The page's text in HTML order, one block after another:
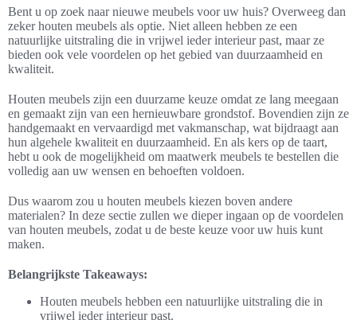
Bent u op zoek naar nieuwe meubels voor uw huis? Overweeg dan
zeker houten meubels als optie. Niet alleen hebben ze een
natuurlijke uitstraling die in vrijwel ieder interieur past, maar ze
bieden ook vele voordelen op het gebied van duurzaamheid en
kwaliteit.
Houten meubels zijn een duurzame keuze omdat ze lang meegaan
en gemaakt zijn van een hernieuwbare grondstof. Bovendien zijn ze
handgemaakt en vervaardigd met vakmanschap, wat bijdraagt aan
hun algehele kwaliteit en duurzaamheid. En als kers op de taart,
hebt u ook de mogelijkheid om maatwerk meubels te bestellen die
volledig aan uw wensen en behoeften voldoen.
Dus waarom zou u houten meubels kiezen boven andere
materialen? In deze sectie zullen we dieper ingaan op de voordelen
van houten meubels, zodat u de beste keuze voor uw huis kunt
maken.
Belangrijkste Takeaways:
Houten meubels hebben een natuurlijke uitstraling die in
vrijwel ieder interieur past.